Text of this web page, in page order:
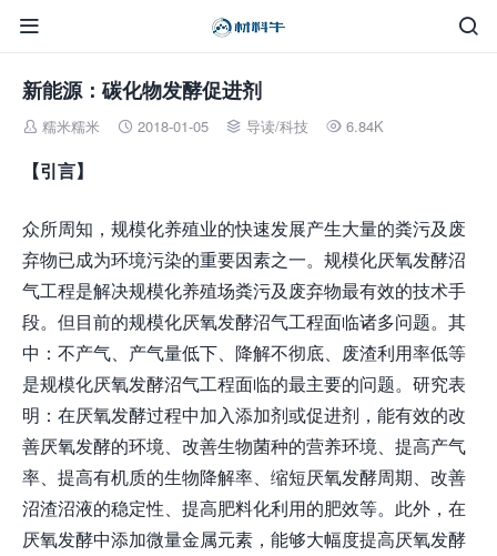


新能源：碳化物发酵促进剂
 糯米糯米  2018-01-05  导读/科技  6.84K
【引言】
众所周知，规模化养殖业的快速发展产生大量的粪污及废
弃物已成为环境污染的重要因素之一。规模化厌氧发酵沼
气工程是解决规模化养殖场粪污及废弃物最有效的技术手
段。但目前的规模化厌氧发酵沼气工程面临诸多问题。其
中：不产气、产气量低下、降解不彻底、废渣利用率低等
是规模化厌氧发酵沼气工程面临的最主要的问题。研究表
明：在厌氧发酵过程中加入添加剂或促进剂，能有效的改
善厌氧发酵的环境、改善生物菌种的营养环境、提高产气
率、提高有机质的生物降解率、缩短厌氧发酵周期、改善
沼渣沼液的稳定性、提高肥料化利用的肥效等。此外，在
厌氧发酵中添加微量金属元素，能够大幅度提高厌氧发酵